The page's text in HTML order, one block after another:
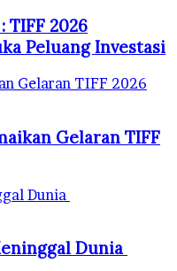
TIFF 2026
Peluang Investasi
Gelaran TIFF 2026
Gelaran TIFF
Dunia
Dunia